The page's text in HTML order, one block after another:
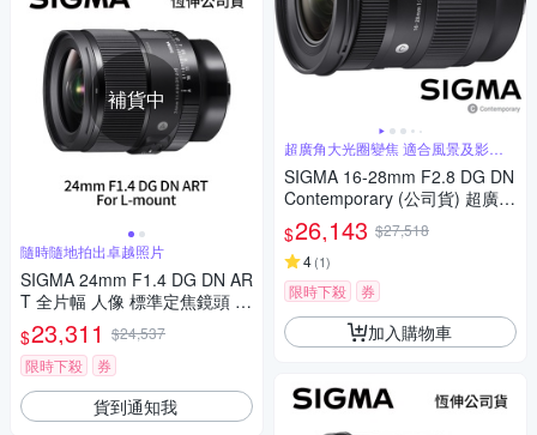
補貨中
隨時隨地拍出卓越照片
SIGMA 24mm F1.4 DG DN AR
T 全片幅 人像 標準定焦鏡頭 F
or L-mount (公司貨)
$23,311 $24,537
限時下殺
券
貨到通知我
超廣角大光圈變焦 適合風景及影片
錄製
SIGMA 16-28mm F2.8 DG DN
Contemporary (公司貨) 超廣角
大光圈變焦鏡 全片幅微單眼鏡
頭
$26,143 $27,518
4(1)
限時下殺 券
加入購物車